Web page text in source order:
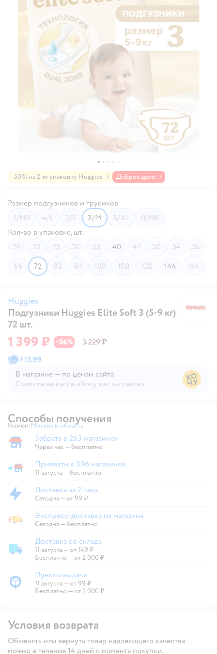
-50% на 2-ю упаковку Huggies Доброе дело
Размер подгузников и трусиков
1/NB
4/L 2/S 3/M 5/XL
0/NB
Кол-во в упаковке, шт.
19
20 25 28 33 40 42 50 54
56
66
72 82 84 100 108 132 144 164
Huggies
Подгузники Huggies Elite Soft 3 (5-9 кг)
72 шт.
1 399 ₽ −56%
3 229 ₽
+13,99
В магазине — по ценам сайта
Скажите на кассе «Хочу как на сайте»
Способы получения
Регион: Выбор адреса доставки.
Москва и область
Забрать в магазине
Забрать в 263 магазинах
Через час — бесплатно
Привезти в магазин
Привезти в 396 магазинов
11 августа—бесплатно
Доставка за 2 часа
Доставка за 2 часа
Сегодня—от 99 ₽
Экспресс-доставка из магазина
Экспресс-доставка из магазина
Сегодня—бесплатно
Доставка со склада
Доставка со склада
11 августа—от 149 ₽
Бесплатно — от 2 000 ₽
Пункты выдачи
Пункты выдачи
11 августа—от 99 ₽
Бесплатно — от 2 000 ₽
Условия возврата
Обменять или вернуть товар надлежащего качества
можно в течение 14 дней с момента покупки.